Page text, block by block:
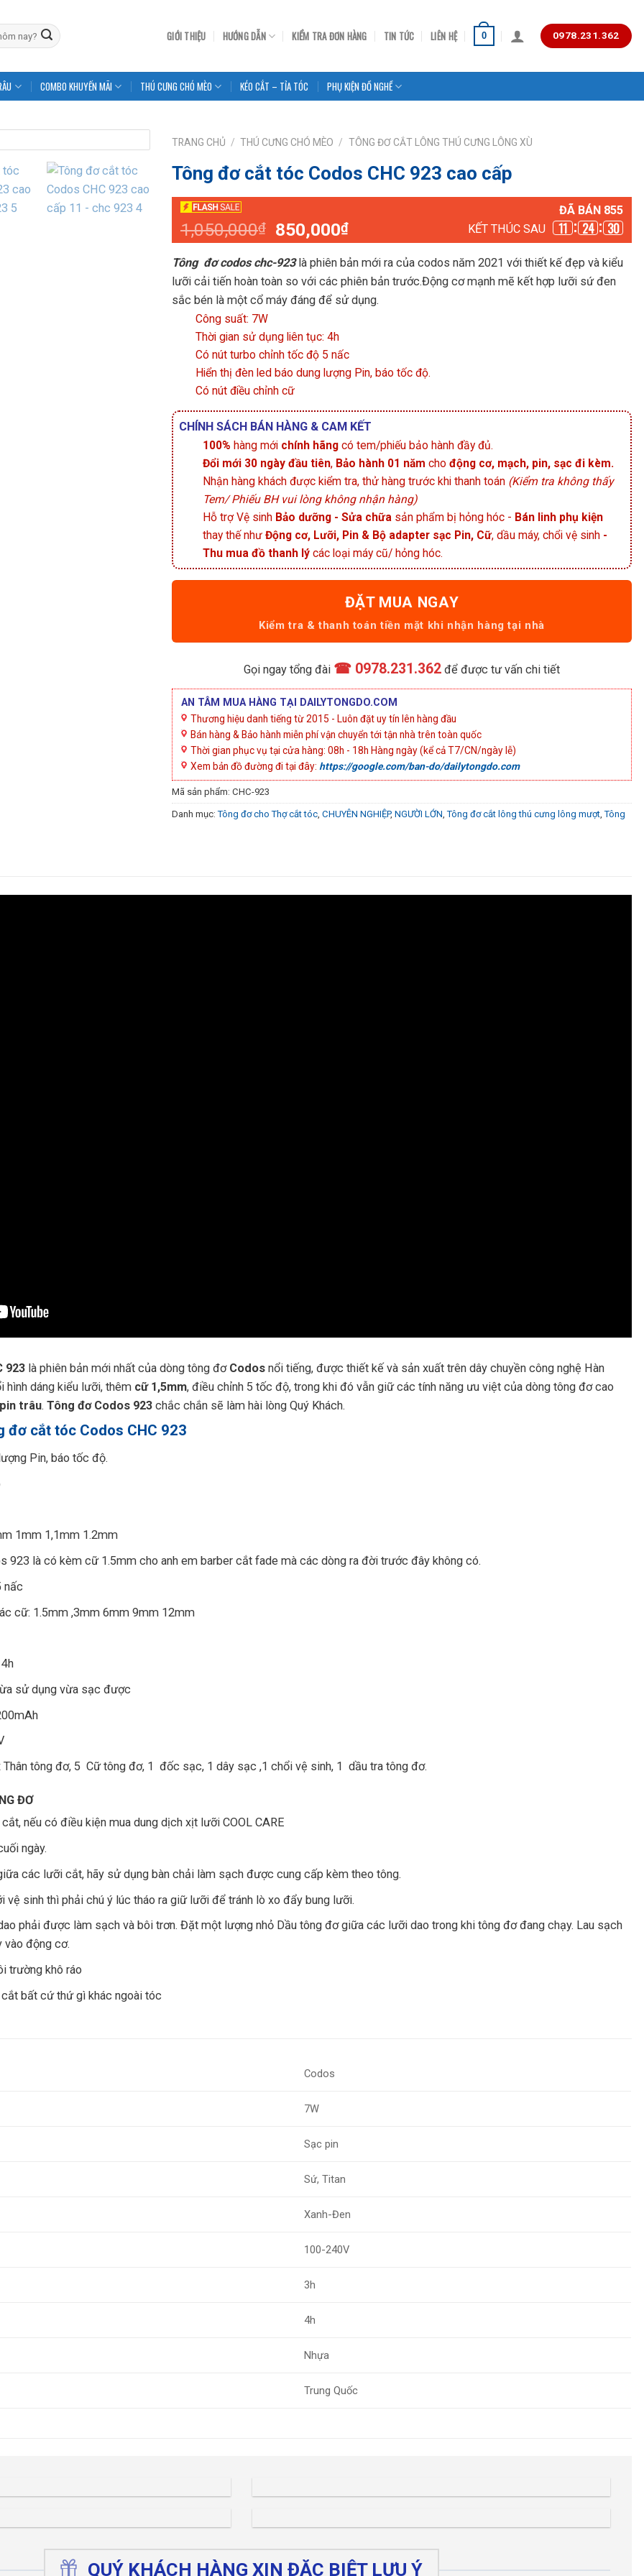
GIỚI THIỆU HƯỚNG DẪN KIỂM TRA ĐƠN HÀNG TIN TỨC LIÊN HỆ 0 0978.231.362
COMBO KHUYẾN MÃI THÚ CƯNG CHÓ MÈO KÉO CẮT – TỈA TÓC PHỤ KIỆN ĐỒ NGHỀ
TRANG CHỦ / THÚ CƯNG CHÓ MÈO / TÔNG ĐƠ CẮT LÔNG THÚ CƯNG LÔNG XÙ
Tông đơ cắt tóc Codos CHC 923 cao cấp
1,050,000₫
Giá
gốc
là:
1,050,000₫.
850,000₫Giá
hiện
tại
là:
850,000₫.
ĐÃ BÁN 855
KẾT THÚC SAU
11 24 29
Tông đơ codos chc-923là phiên bản mới ra của codos năm 2021 với thiết kế đẹp và kiểu
lưỡi cải tiến hoàn toàn so với các phiên bản trước.Động cơ mạnh mẽ kết hợp lưỡi sứ đen
sắc bén là một cổ máy đáng để sử dụng.
Công suất: 7W
Thời gian sử dụng liên tục: 4h
Có nút turbo chỉnh tốc độ 5 nấc
Hiển thị đèn led báo dung lượng Pin, báo tốc độ.
Có nút điều chỉnh cữ
CHÍNH SÁCH BÁN HÀNG & CAM KẾT
100% hàng mới chính hãng có tem/phiếu bảo hành đầy đủ.
Đổi mới 30 ngày đầu tiên, Bảo hành 01 năm cho động cơ, mạch, pin, sạc đi kèm.
Nhận hàng khách được kiểm tra, thử hàng trước khi thanh toán (Kiểm tra không thấy
Tem/ Phiếu BH vui lòng không nhận hàng)
Hỗ trợ Vệ sinh Bảo dưỡng - Sửa chữa sản phẩm bị hỏng hóc - Bán linh phụ kiện
thay thế như Động cơ, Lưỡi, Pin & Bộ adapter sạc Pin, Cữ, dầu máy, chổi vệ sinh -
Thu mua đồ thanh lý các loại máy cũ/ hỏng hóc.
ĐẶT MUA NGAY
Gọi ngay tổng đài ☎ 0978.231.362 để được tư vấn chi tiết
AN TÂM MUA HÀNG TẠI DAILYTONGDO.COM
Thương hiệu danh tiếng từ 2015 - Luôn đặt uy tín lên hàng đầu
Bán hàng & Bảo hành miễn phí vận chuyển tới tận nhà trên toàn quốc
Thời gian phục vụ tại cửa hàng: 08h - 18h Hàng ngày (kể cả T7/CN/ngày lễ)
Xem bản đồ đường đi tại đây: https://google.com/ban-do/dailytongdo.com
Mã sản phẩm: CHC-923
Danh mục:Tông đơ cho Thợ cắt tóc, CHUYÊN NGHIỆP, NGƯỜI LỚN,Tông đơ cắt lông thú cưng lông mượt,Tông
923 là phiên bản mới nhất của dòng tông đơ Codos nổi tiếng, được thiết kế và sản xuất trên dây chuyền công nghệ Hàn
hình dáng kiểu lưỡi, thêm cữ 1,5mm, điều chỉnh 5 tốc độ, trong khi đó vẫn giữ các tính năng ưu việt của dòng tông đơ cao
trâu.Tông đơ Codos 923 chắc chắn sẽ làm hài lòng Quý Khách.
đơ cắt tóc Codos CHC 923
Pin, báo tốc độ.
1mm 1,1mm 1.2mm
923 là có kèm cữ 1.5mm cho anh em barber cắt fade mà các dòng ra đời trước đây không có.
nấc
cữ: 1.5mm ,3mm 6mm 9mm 12mm
sử dụng vừa sạc được
Thân tông đơ, 5 Cữ tông đơ, 1 đốc sạc, 1 dây sạc ,1 chổi vệ sinh, 1 dầu tra tông đơ.
ĐƠ
nếu có điều kiện mua dung dịch xịt lưỡi COOL CARE
ngày.
các lưỡi cắt, hãy sử dụng bàn chải làm sạch được cung cấp kèm theo tông.
vệ sinh thì phải chú ý lúc tháo ra giữ lưỡi để tránh lò xo đẩy bung lưỡi.
phải được làm sạch và bôi trơn. Đặt một lượng nhỏ Dầu tông đơ giữa các lưỡi dao trong khi tông đơ đang chạy. Lau sạch
vào động cơ.
trường khô ráo
bất cứ thứ gì khác ngoài tóc
Codos
7W
Sạc pin
Sứ, Titan
Xanh-Đen
100-240V
3h
4h
Nhựa
Trung Quốc
QUÝ KHÁCH HÀNG XIN ĐẶC BIỆT LƯU Ý